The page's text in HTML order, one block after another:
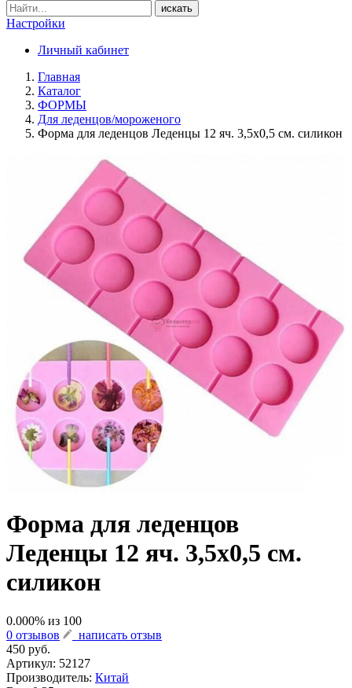
искать
Настройки
Личный кабинет
Главная
Каталог
ФОРМЫ
Для леденцов/мороженого
Форма для леденцов Леденцы 12 яч. 3,5х0,5 см. силикон
Форма для леденцов
Леденцы 12 яч. 3,5х0,5 см.
силикон
0.000% из 100
0 отзывов
написать отзыв
450 руб.
Артикул: 52127
Производитель: Китай